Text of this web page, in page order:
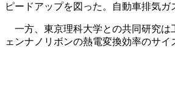
ピードアップを図った。自動車排気
一方、東京理科大学との共同研究は
ェンナノリボンの熱電変換効率のサ